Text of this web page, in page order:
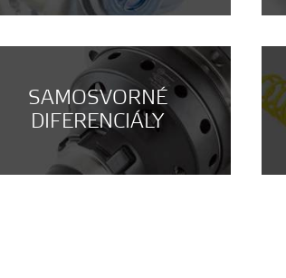
SAMOSVORNÉ
DIFERENCIÁLY